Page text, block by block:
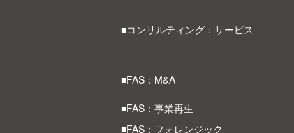
■コンサルティング：サービス
■FAS：M&A
■FAS：事業再生
■FAS：フォレンジック